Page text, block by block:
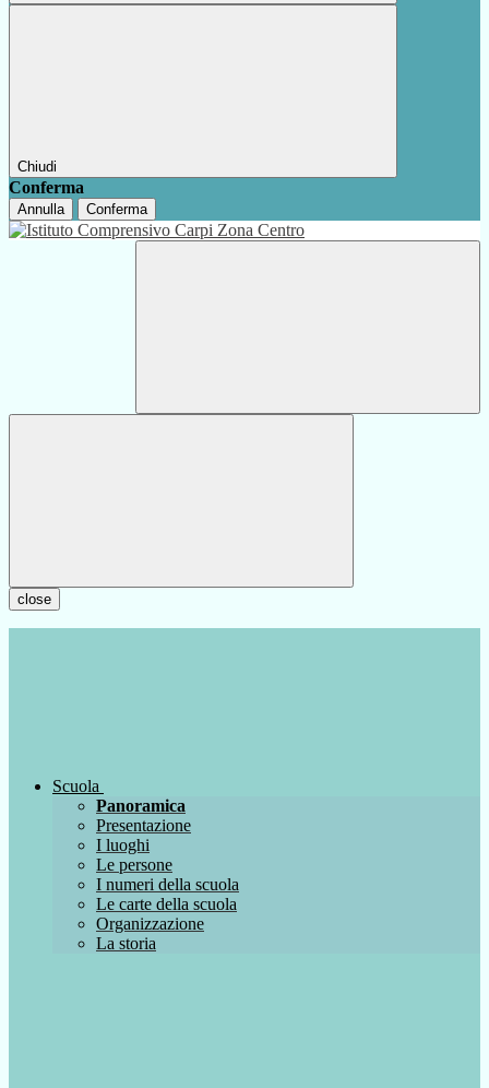
Chiudi
Conferma
Annulla Conferma
close
Scuola
Panoramica
Presentazione
I luoghi
Le persone
I numeri della scuola
Le carte della scuola
Organizzazione
La storia